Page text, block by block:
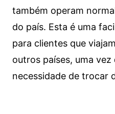
também operam
do país. Esta é uma
para clientes que
outros países, uma vez
necessidade de trocar